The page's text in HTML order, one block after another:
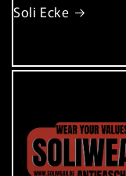
Soli Ecke